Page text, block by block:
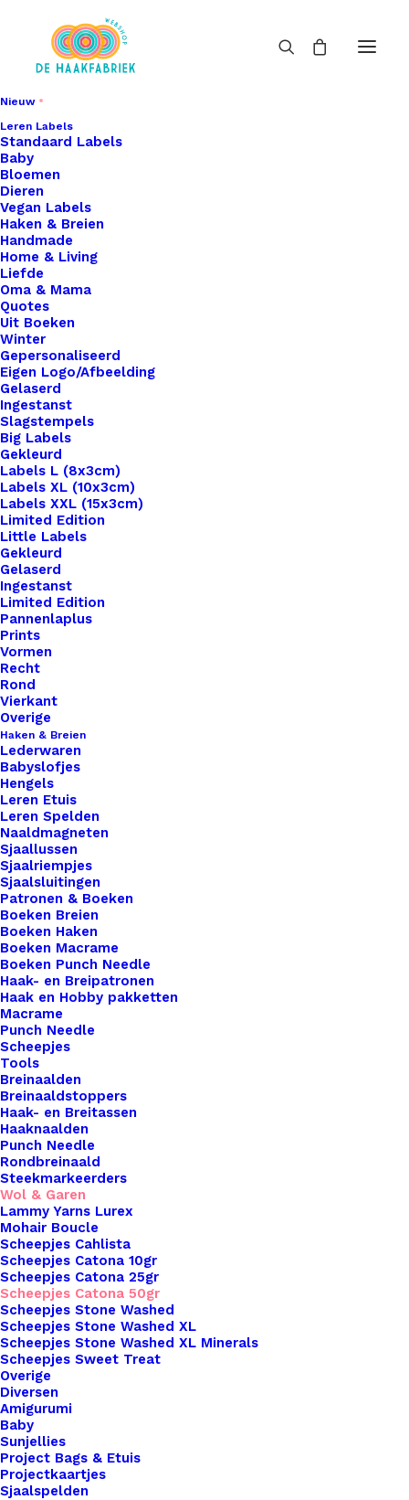
Nieuw
Leren Labels
Standaard Labels
Baby
Bloemen
Dieren
Vegan Labels
Haken & Breien
Handmade
Home & Living
Liefde
Oma & Mama
Quotes
Uit Boeken
Winter
Gepersonaliseerd
Eigen Logo/Afbeelding
Gelaserd
Ingestanst
Slagstempels
Big Labels
Gekleurd
Labels L (8x3cm)
Labels XL (10x3cm)
Labels XXL (15x3cm)
Limited Edition
Little Labels
Gekleurd
Gelaserd
Ingestanst
Limited Edition
Pannenlaplus
Prints
Vormen
Recht
Rond
Vierkant
Overige
Haken & Breien
Lederwaren
Babyslofjes
Hengels
Leren Etuis
Leren Spelden
Naaldmagneten
Sjaallussen
Sjaalriempjes
Sjaalsluitingen
Patronen & Boeken
Boeken Breien
Boeken Haken
Boeken Macrame
Boeken Punch Needle
Haak- en Breipatronen
Haak en Hobby pakketten
Macrame
Punch Needle
Scheepjes
Tools
Breinaalden
Breinaaldstoppers
Haak- en Breitassen
Haaknaalden
Punch Needle
Rondbreinaald
Steekmarkeerders
Wol & Garen
Lammy Yarns Lurex
Mohair Boucle
Scheepjes Cahlista
Scheepjes Catona 10gr
Scheepjes Catona 25gr
Scheepjes Catona 50gr
Scheepjes Stone Washed
Scheepjes Stone Washed XL
Scheepjes Stone Washed XL Minerals
Scheepjes Sweet Treat
Overige
Diversen
Amigurumi
Baby
Sunjellies
Project Bags & Etuis
Projectkaartjes
Sjaalspelden
Home Haken & Breien
Scheepjes Catona
Tropic 253
€
Catona 50 is een 100% gemerceriseerde katoenen
garen. Geschikt om mee te haken, te breien, voor
bijvoorbeeld mochila tassen en amigurumi haken.
Naaldgebruik 2,5 – 3,5.
4 op voorraad
Scheepjes
Catona
Tropic
253
aantal
Toevoegen aan winkelwagen
Toevoegen aan verlanglijst
Artikelnummer
Categorie
Naalddikte
Kleur
Binnen 1-3 werkdagen verzonden
Veilig betalen
Unieke en kwaliteitsproducten
Overzicht
Nog meer leuks!